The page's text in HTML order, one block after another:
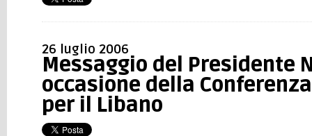
26 luglio 2006
Messaggio del Presidente
occasione della
per il Libano